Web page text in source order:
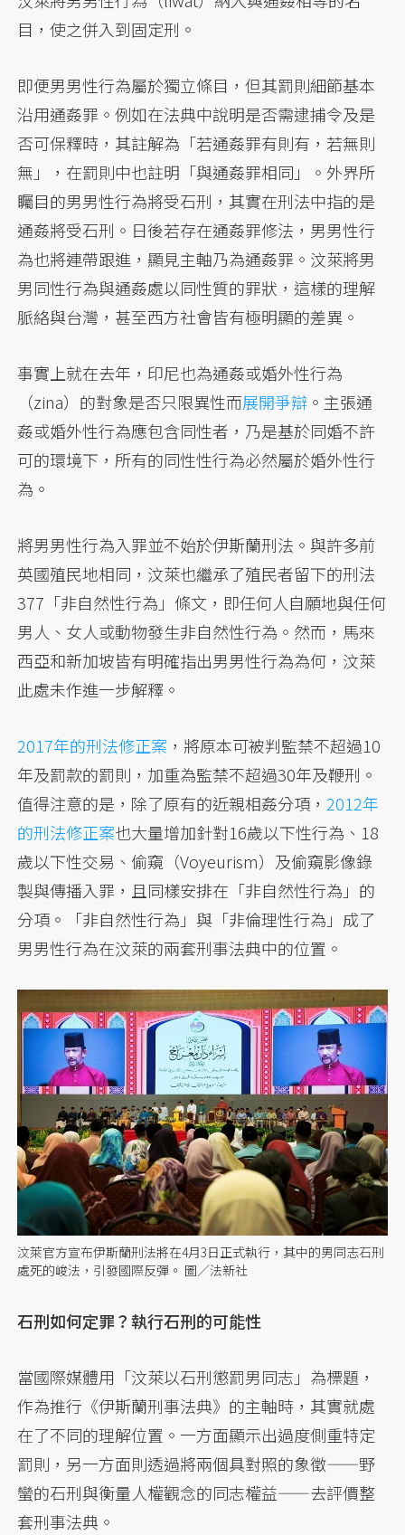
目，使之併入到固定刑。
即便男男性行為屬於獨立條目，但其罰則細節基本
沿用通姦罪。例如在法典中說明是否需逮捕令及是
否可保釋時，其註解為「若通姦罪有則有，若無則
無」，在罰則中也註明「與通姦罪相同」。外界所
矚目的男男性行為將受石刑，其實在刑法中指的是
通姦將受石刑。日後若存在通姦罪修法，男男性行
為也將連帶跟進，顯見主軸乃為通姦罪。汶萊將男
男同性行為與通姦處以同性質的罪狀，這樣的理解
脈絡與台灣，甚至西方社會皆有極明顯的差異。
事實上就在去年，印尼也為通姦或婚外性行為
（zina）的對象是否只限異性而展開爭辯 。主張通
姦或婚外性行為應包含同性者，乃是基於同婚不許
可的環境下，所有的同性性行為必然屬於婚外性行
為。
將男男性行為入罪並不始於伊斯蘭刑法。與許多前
英國殖民地相同，汶萊也繼承了殖民者留下的刑法
377「非自然性行為」條文，即任何人自願地與任何
男人、女人或動物發生非自然性行為。然而，馬來
西亞和新加坡皆有明確指出男男性行為為何，汶萊
此處未作進一步解釋。
2017年的刑法修正案 ，將原本可被判監禁不超過10
年及罰款的罰則，加重為監禁不超過30年及鞭刑。
值得注意的是，除了原有的近親相姦分項， 2012年
的刑法修正案也大量增加針對16歲以下性行為、18
歲以下性交易、偷窺（Voyeurism）及偷窺影像錄
製與傳播入罪，且同樣安排在「非自然性行為」的
分項。「非自然性行為」與「非倫理性行為」成了
男男性行為在汶萊的兩套刑事法典中的位置。
汶萊官方宣布伊斯蘭刑法將在4月3日正式執行，其中的男同志石刑
處死的峻法，引發國際反彈。 圖／法新社
石刑如何定罪？執行石刑的可能性
當國際媒體用「汶萊以石刑懲罰男同志」為標題，
作為推行《伊斯蘭刑事法典》的主軸時，其實就處
在了不同的理解位置。一方面顯示出過度側重特定
罰則，另一方面則透過將兩個具對照的象徵——野
蠻的石刑與衡量人權觀念的同志權益——去評價整
套刑事法典。